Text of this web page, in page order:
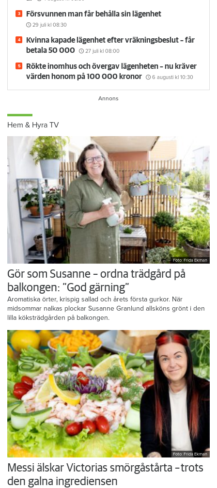
Försvunnen man får behålla sin lägenhet
29 juli kl 08:30
Kvinna kapade lägenhet efter vräkningsbeslut – får
betala 50 000
27 juli kl 08:00
Rökte inomhus och övergav lägenheten – nu kräver
värden honom på 100 000 kronor
6 augusti kl 10:30
Hem & Hyra TV
Foto: Frida Ekman
Gör som Susanne – ordna trädgård på
balkongen: ”God gärning”
Aromatiska örter, krispig sallad och årets första gurkor. När
midsommar nalkas plockar Susanne Granlund allsköns grönt i den
lilla köksträdgården på balkongen.
Foto: Frida Ekman
Messi älskar Victorias smörgåstårta – trots
den galna ingrediensen